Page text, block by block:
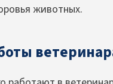
животных.